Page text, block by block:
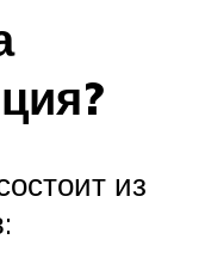
из